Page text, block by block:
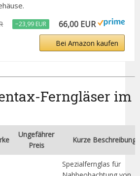
−23,99 EUR 66,00 EUR
Bei Amazon kaufen
Ferngläser im
Ungefährer
Preis
Kurze Beschreibung
Spezialfernglas für